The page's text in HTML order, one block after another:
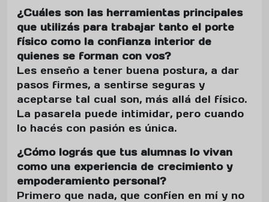
¿Cuáles son las herramientas principales
que utilizás para trabajar tanto el porte
físico como la confianza interior de
quienes se forman con vos?
Les enseño a tener buena postura, a dar
pasos firmes, a sentirse seguras y
aceptarse tal cual son, más allá del físico.
La pasarela puede intimidar, pero cuando
lo hacés con pasión es única.
¿Cómo lográs que tus alumnas lo vivan
como una experiencia de crecimiento y
empoderamiento personal?
Primero que nada, que confíen en mí y no